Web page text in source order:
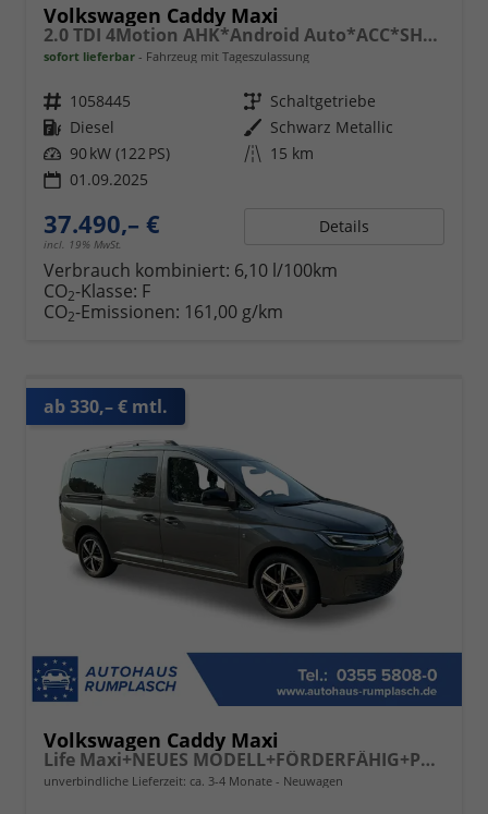
Volkswagen Caddy Maxi
2.0 TDI 4Motion AHK*Android Auto*ACC*SHZ*KAMERA*PDC*Klimaauto
sofort lieferbar Fahrzeug mit Tageszulassung
Fahrzeugnr. 1058445 Getriebe Schaltgetriebe
Kraftstoff Diesel Außenfarbe Schwarz Metallic
Leistung 90 kW (122 PS) Kilometerstand 15 km
01.09.2025
37.490,– €
incl. 19% MwSt.
Details
Verbrauch kombiniert: 6,10 l/100km
CO2-Klasse: F
CO2-Emissionen: 161,00 g/km
ab 330,– € mtl.
Volkswagen Caddy Maxi
Life Maxi+NEUES MODELL+FÖRDERFÄHIG+PDC+ACC+16LM+LANE ASSIST
unverbindliche Lieferzeit: ca. 3-4 Monate Neuwagen